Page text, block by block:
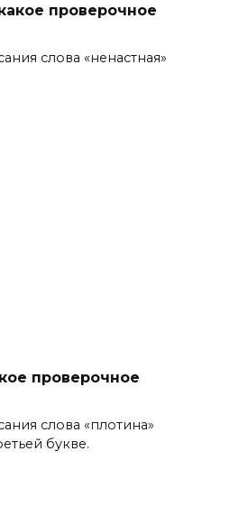
проверочное
слова «ненастная»
проверочное
слова «плотина»
букве.